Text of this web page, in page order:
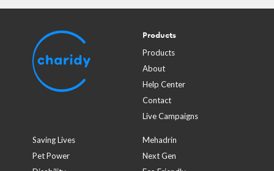
Products
Products
About
Help Center
Contact
Live Campaigns
Saving Lives
Mehadrin
Pet Power
Next Gen